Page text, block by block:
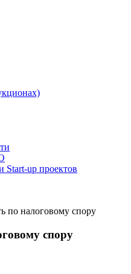
up проектов
по налоговому спору
спору